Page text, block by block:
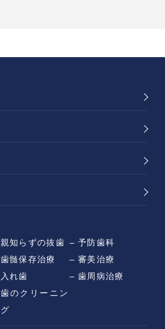
親知らずの抜歯
予防歯科
歯髄保存治療
審美治療
入れ歯
歯周病治療
歯のクリーニン
グ